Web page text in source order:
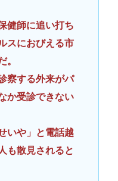
健師に追い打ち
スにおびえる市
。
察する外来がパ
か受診できない
いや」と電話越
も散見されると